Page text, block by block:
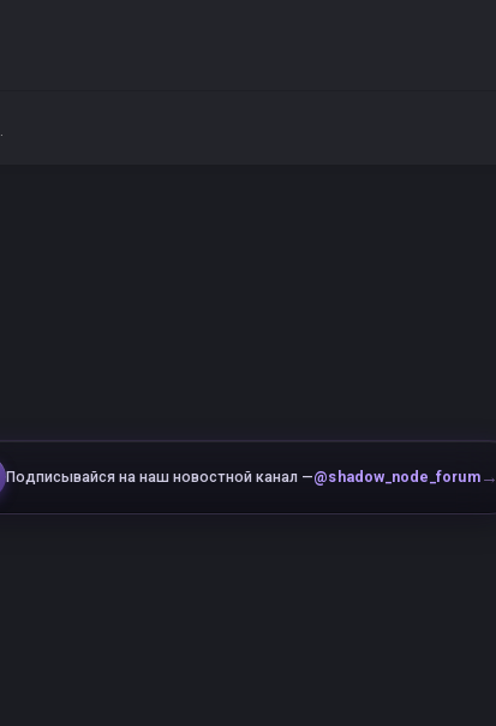
Подписывайся на наш новостной канал —@shadow_node_forum→